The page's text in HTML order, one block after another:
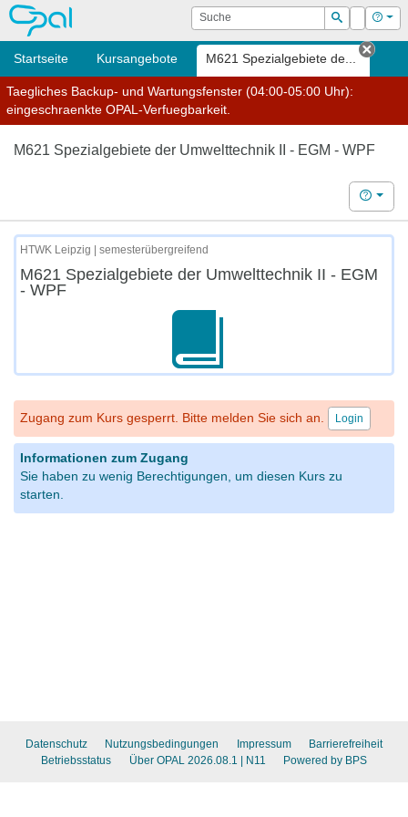
OPAL Suche
Suchen
Login Hilfe
Startseite Kursangebote M621 Spezialgebiete de...
Tab
Taegliches Backup- und Wartungsfenster (04:00-05:00 Uhr):
eingeschraenkte OPAL-Verfuegbarkeit.
M621 Spezialgebiete der Umwelttechnik II - EGM - WPF
Hilfe
HTWK Leipzig | semesterübergreifend
M621 Spezialgebiete der Umwelttechnik II - EGM
- WPF
Zugang zum Kurs gesperrt. Bitte melden Sie sich an. Login
Informationen zum Zugang
Sie haben zu wenig Berechtigungen, um diesen Kurs zu
starten.
Datenschutz Nutzungsbedingungen Impressum
Barrierefreiheit
Betriebsstatus
Über OPAL 2026.08.1 | N11 Powered by BPS